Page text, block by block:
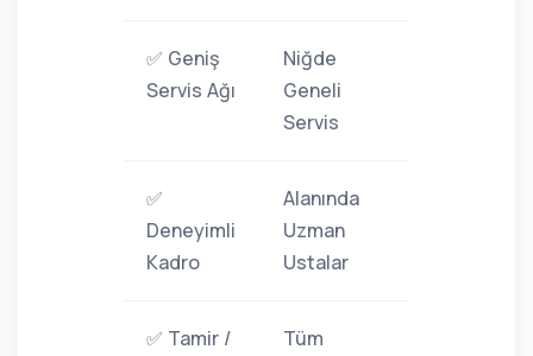
✅ Geniş
Servis Ağı
Niğde
Geneli
Servis
✅
Deneyimli
Kadro
Alanında
Uzman
Ustalar
✅ Tamir /
Tüm